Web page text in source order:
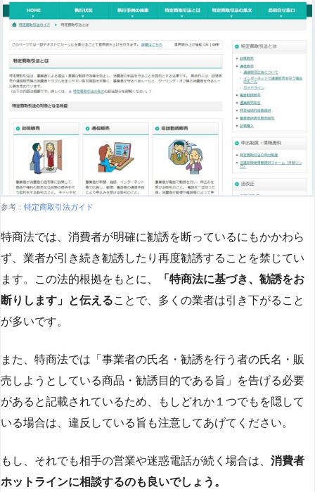
参考： 特定商取引法ガイド
特商法では、消費者が明確に勧誘を断っているにもかかわら
ず、業者が引き続き勧誘したり再度勧誘することを禁じてい
ます。この法的根拠をもとに、
「特商法に基づき、勧誘をお
断りします」と伝えることで、多くの業者は引き下がること
が多いです​​。
また、特商法では「事業者の氏名・勧誘を行う者の氏名・販
売しようとしている商品・勧誘目的である旨」を告げる必要
があると記載されているため、もしどれか１つでもを隠して
いる場合は、違反している旨も注意してあげてください。
もし、それでも相手の営業や迷惑電話が続く場合は、 消費者
ホットラインに相談するのも良いでしょう。